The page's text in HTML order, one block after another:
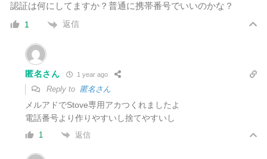
認証は何にしてますか？普通に携帯番号でいいのかな？
1 返信
匿名さん 1 year ago
Reply to 匿名さん
メルアドでStove専用アカつくれましたよ
電話番号より作りやすいし捨てやすいし
1 返信